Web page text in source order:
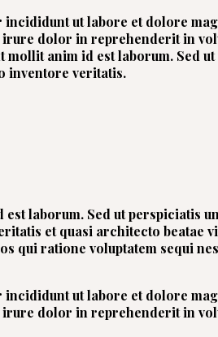
ut labore et dolore
dolor in reprehenderit in
anim id est laborum. Sed
inventore veritatis.
laborum. Sed ut perspiciatis
et quasi architecto beatae
qui ratione voluptatem sequi
ut labore et dolore
irure dolor in reprehenderit in